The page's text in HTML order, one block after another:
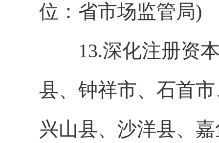
位：省市场监管局)
13.深化注册资本
县、钟祥市、石首
兴山县、沙洋县、